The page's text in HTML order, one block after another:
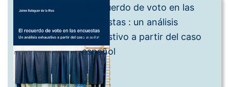
El recuerdo de voto en las
encuestas : un análisis
exhaustivo a partir del caso
español